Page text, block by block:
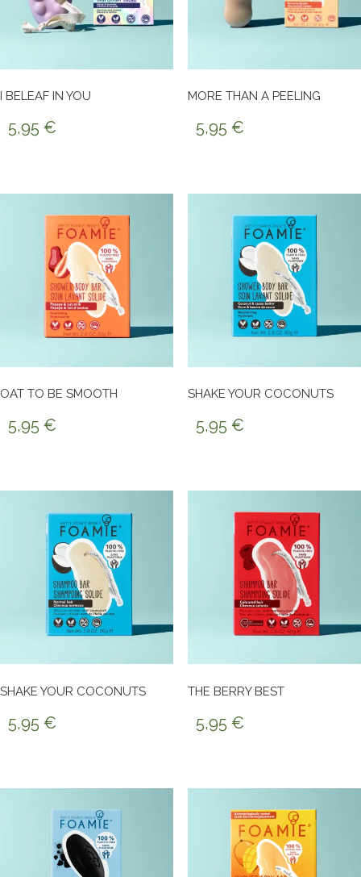
I BELEAF IN YOU
5,95 €
MORE THAN A PEELING
5,95 €
OAT TO BE SMOOTH
5,95 €
SHAKE YOUR COCONUTS
5,95 €
SHAKE YOUR COCONUTS
5,95 €
THE BERRY BEST
5,95 €